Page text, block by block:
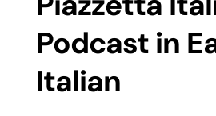
Podcast in
Italian